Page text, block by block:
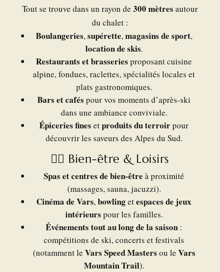
Tout se trouve dans un rayon de 300 mètres autour
du chalet :
Boulangeries,supérette,magasins de sport,
location de skis.
Restaurants et brasseries proposant cuisine
alpine, fondues, raclettes, spécialités locales et
plats gastronomiques.
Bars et cafés pour vos moments d’après-ski
dans une ambiance conviviale.
Épiceries fines etproduits du terroirpour
découvrir les saveurs des Alpes du Sud.
💆‍♀️ Bien-être & Loisirs
Spas et centres de bien-être à proximité
(massages, sauna, jacuzzi).
Cinéma de Vars,bowlingetespaces de jeux
intérieurs pour les familles.
Événements tout au long de la saison :
compétitions de ski, concerts et festivals
(notamment le Vars Speed Masters ou le Vars
Mountain Trail).